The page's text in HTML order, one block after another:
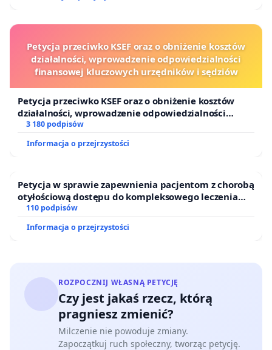
Petycja przeciwko KSEF oraz o obniżenie kosztów
działalności, wprowadzenie odpowiedzialności
finansowej kluczowych urzędników i sędziów
Petycja przeciwko KSEF oraz o obniżenie kosztów
działalności, wprowadzenie odpowiedzialności
finansowej kluczowych urzędników i sędziów
3 180 podpisów
Informacja o przejrzystości
Petycja w sprawie zapewnienia pacjentom z chorobą
otyłościową dostępu do kompleksowego leczenia
oraz programów profilaktycznych.
110 podpisów
Informacja o przejrzystości
ROZPOCZNIJ WŁASNĄ PETYCJĘ
Czy jest jakaś rzecz, którą
pragniesz zmienić?
Milczenie nie powoduje zmiany.
Zapoczątkuj ruch społeczny, tworząc petycję.